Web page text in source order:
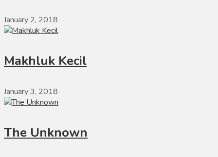
January 2, 2018
Makhluk Kecil
January 3, 2018
The Unknown